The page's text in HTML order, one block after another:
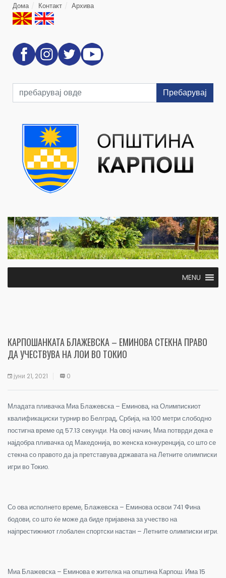
Дома Контакт Архива
Пребарувај
MENU
КАРПОШАНКАТА БЛАЖЕВСКА – ЕМИНОВА СТЕКНА ПРАВО
ДА УЧЕСТВУВА НА ЛОИ ВО ТОКИО
јуни 21, 2021 0
Младата пливачка Миа Блажевска – Еминова, на Олимпискиот
квалификациски турнир во Белград, Србија, на 100 метри слободно
постигна време од 57.13 секунди. На овој начин, Миа потврди дека е
најдобра пливачка од Македонија, во женска конкуренција, со што се
стекна со правото да ја претставува државата на Летните олимписки
игри во Токио.
Со ова исполнето време, Блажевска – Еминова освои 741 Фина
бодови, со што ќе може да биде пријавена за учество на
најпрестижниот глобален спортски настан – Летните олимписки игри.
Миа Блажевска – Еминова е жителка на општина Карпош. Има 15